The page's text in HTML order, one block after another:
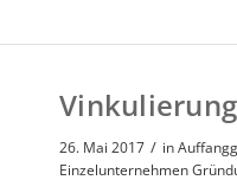
Vinkulierung
26. Mai 2017 / in
Einzelunternehmen